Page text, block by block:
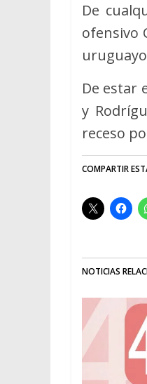
De
ofensivo
De estar
y
receso
COMPARTIR
NOTICIAS